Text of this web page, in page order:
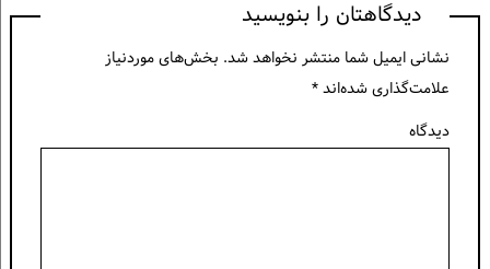
دیدگاهتان را بنویسید
نشانی ایمیل شما منتشر نخواهد شد. بخش‌های موردنیاز
علامت‌گذاری شده‌اند*
دیدگاه